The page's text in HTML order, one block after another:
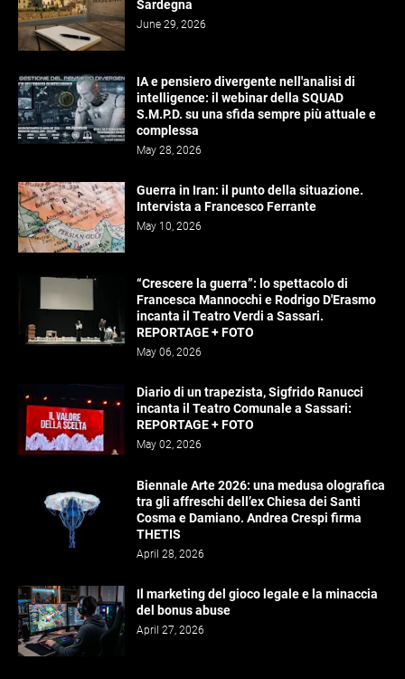
Sardegna
June 29, 2026
IA e pensiero divergente nell'analisi di
intelligence: il webinar della SQUAD
S.M.P.D. su una sfida sempre più attuale e
complessa
May 28, 2026
Guerra in Iran: il punto della situazione.
Intervista a Francesco Ferrante
May 10, 2026
“Crescere la guerra”: lo spettacolo di
Francesca Mannocchi e Rodrigo D'Erasmo
incanta il Teatro Verdi a Sassari.
REPORTAGE + FOTO
May 06, 2026
Diario di un trapezista, Sigfrido Ranucci
incanta il Teatro Comunale a Sassari:
REPORTAGE + FOTO
May 02, 2026
Biennale Arte 2026: una medusa olografica
tra gli affreschi dell’ex Chiesa dei Santi
Cosma e Damiano. Andrea Crespi firma
THETIS
April 28, 2026
Il marketing del gioco legale e la minaccia
del bonus abuse
April 27, 2026